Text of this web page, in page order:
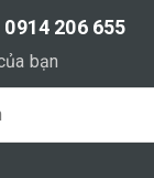
0914 206 655
bạn